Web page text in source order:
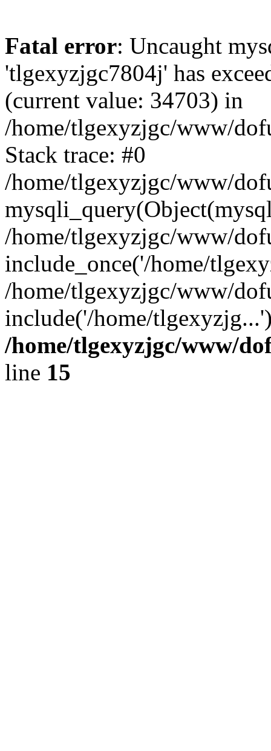
Fatal error: Uncaught
'tlgexyzjgc7804j' has
(current value: 34703) in
/home/tlgexyzjgc/www/
Stack trace: #0
/home/tlgexyzjgc/www/
/home/tlgexyzjgc/www/
include_once('/home/
/home/tlgexyzjgc/www/
include('/home/
/home/tlgexyzjgc/www/
line 15